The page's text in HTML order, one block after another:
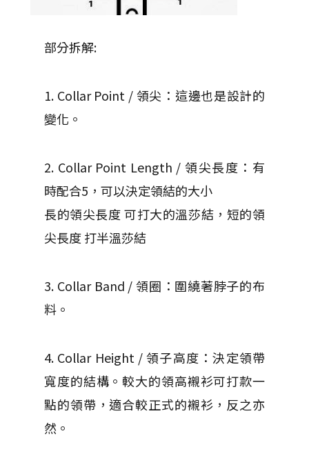
部分拆解:
1. Collar Point / 領尖：這邊也是設計的
變化。
2. Collar Point Length / 領尖長度：有
時配合5，可以決定領結的大小
長的領尖長度 可打大的溫莎結，短的領
尖長度 打半溫莎結
3. Collar Band / 領圈：圍繞著脖子的布
料。
4. Collar Height / 領子高度：決定領帶
寬度的結構。較大的領高襯衫可打款一
點的領帶，適合較正式的襯衫，反之亦
然。